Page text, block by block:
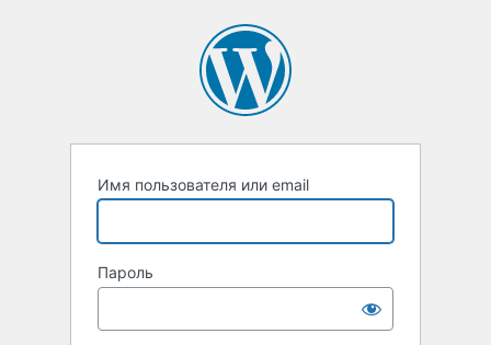
Имя пользователя или email
Пароль